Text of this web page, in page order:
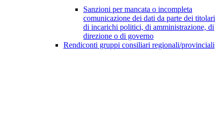
Sanzioni per mancata o incompleta
comunicazione dei dati da parte dei titolari
di incarichi politici, di amministrazione, di
direzione o di governo
Rendiconti gruppi consiliari regionali/provinciali